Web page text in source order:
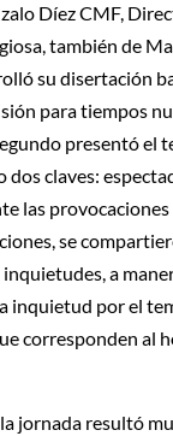
Díez CMF,
también de
su disertación
para tiempos
presentó el
dos claves:
las
se
a
inquietud por el
corresponden al
jornada resultó